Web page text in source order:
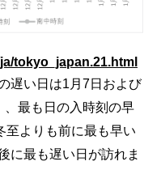
tokyo_japan.21.html
遅い日は1月7日および
最も日の入時刻の早
至よりも前に最も早い
に最も遅い日が訪れま